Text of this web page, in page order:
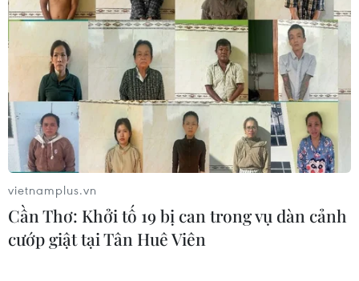
vietnamplus.vn
Cần Thơ: Khởi tố 19 bị can trong vụ dàn cảnh
cướp giật tại Tân Huê Viên